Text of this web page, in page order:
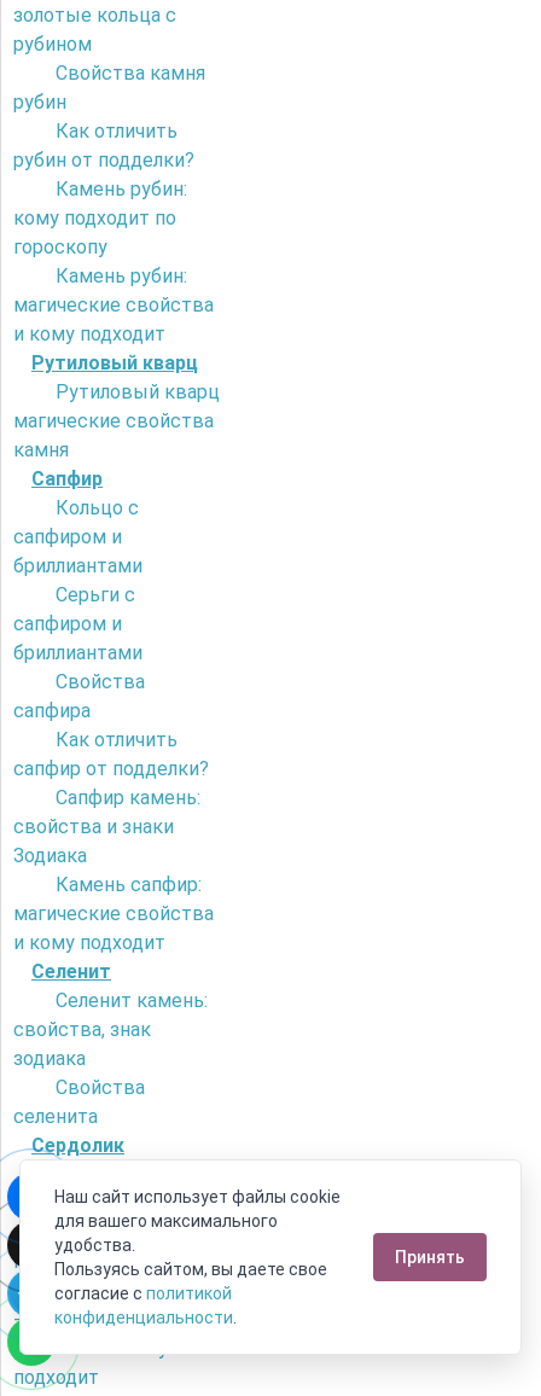
золотые кольца с
рубином
Свойства камня
рубин
Как отличить
рубин от подделки?
Камень рубин:
кому подходит по
гороскопу
Камень рубин:
магические свойства
и кому подходит
Рутиловый кварц
Рутиловый кварц
магические свойства
камня
Сапфир
Кольцо с
сапфиром и
бриллиантами
Серьги с
сапфиром и
бриллиантами
Свойства
сапфира
Как отличить
сапфир от подделки?
Сапфир камень:
свойства и знаки
Зодиака
Камень сапфир:
магические свойства
и кому подходит
Селенит
Селенит камень:
свойства, знак
зодиака
Свойства
селенита
Сердолик
сердолик от
искусственного
камня?
Камень сердолик
- его магические
свойства и кому
подходит
Наш сайт использует файлы cookie
для вашего максимального
удобства.
Пользуясь сайтом, вы даете свое
согласие с политикой
конфиденциальности
Принять